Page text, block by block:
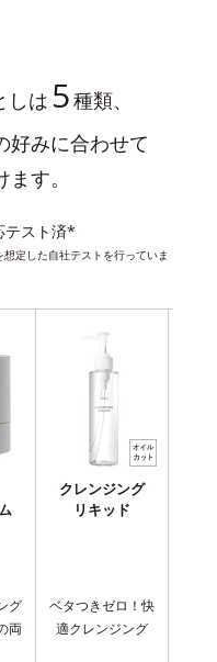
しは 5種類、
好みに合わせて
す。
テスト済*
定した自社テストを行っていま
グ
両
クレンジング
リキッド
ベタつきゼロ！快
適クレンジング